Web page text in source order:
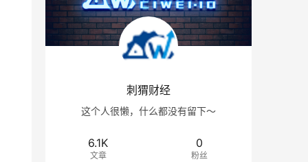
刺猬财经
这个人很懒，什么都没有留下～
6.1K
文章
0
粉丝